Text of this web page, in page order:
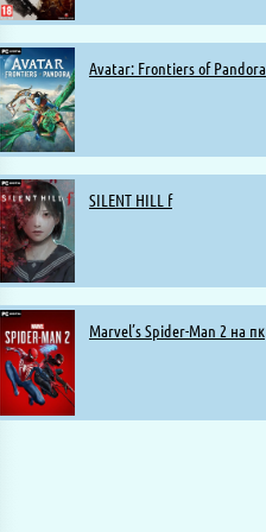
Avatar: Frontiers of Pandora
SILENT HILL f
Marvel’s Spider-Man 2 на пк